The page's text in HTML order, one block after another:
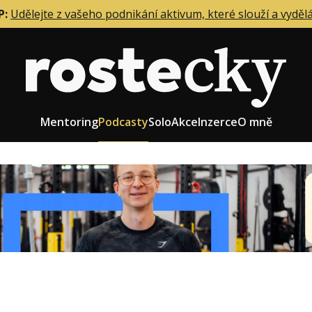
Udělejte z vašeho podnikání aktivum, které slouží a
MentoringPodcastySoloAkceInzerceO mně
firmy
zaměstnanců
Role zakladatele/CEO
Růst firmy